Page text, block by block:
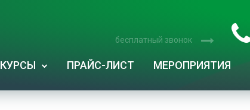
бесплатный звонок
КУРСЫ ПРАЙС-ЛИСТ МЕРОПРИЯТИЯ